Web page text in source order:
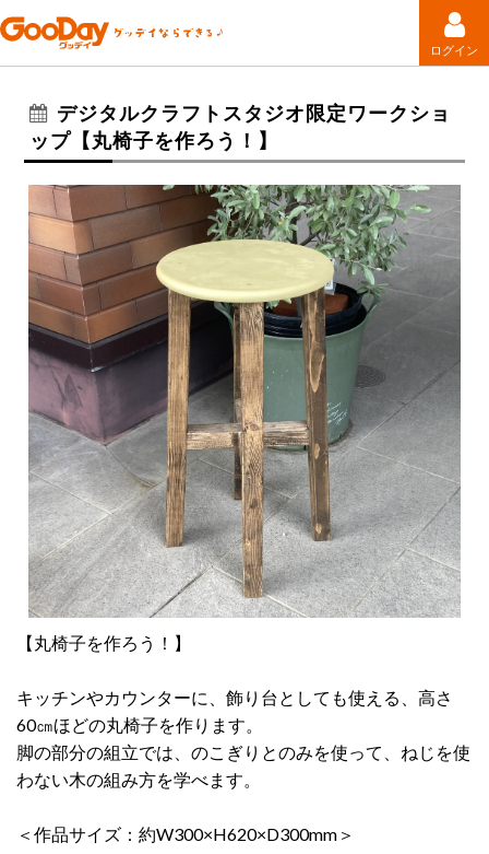
ログイン
デジタルクラフトスタジオ限定ワークショ
ップ【丸椅子を作ろう！】
【丸椅子を作ろう！】
キッチンやカウンターに、飾り台としても使える、高さ
60㎝ほどの丸椅子を作ります。
脚の部分の組立では、のこぎりとのみを使って、ねじを使
わない木の組み方を学べます。
＜作品サイズ：約W300×H620×D300mm＞